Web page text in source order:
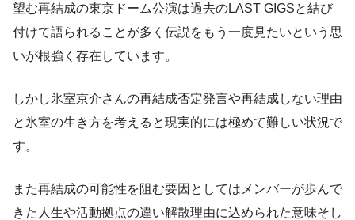
望む再結成の東京ドーム公演は過去のLAST GIGSと結び
付けて語られることが多く伝説をもう一度見たいという思
いが根強く存在しています。
しかし氷室京介さんの再結成否定発言や再結成しない理由
と氷室の生き方を考えると現実的には極めて難しい状況で
す。
また再結成の可能性を阻む要因としてはメンバーが歩んで
きた人生や活動拠点の違い解散理由に込められた意味そし